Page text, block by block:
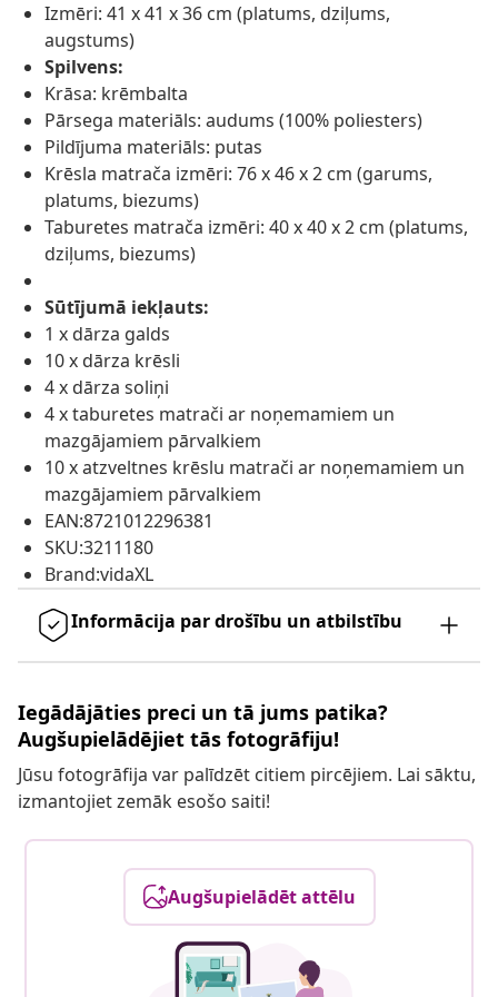
Izmēri: 41 x 41 x 36 cm (platums, dziļums,
augstums)
Spilvens:
Krāsa: krēmbalta
Pārsega materiāls: audums (100% poliesters)
Pildījuma materiāls: putas
Krēsla matrača izmēri: 76 x 46 x 2 cm (garums,
platums, biezums)
Taburetes matrača izmēri: 40 x 40 x 2 cm (platums,
dziļums, biezums)
Sūtījumā iekļauts:
1 x dārza galds
10 x dārza krēsli
4 x dārza soliņi
4 x taburetes matrači ar noņemamiem un
mazgājamiem pārvalkiem
10 x atzveltnes krēslu matrači ar noņemamiem un
mazgājamiem pārvalkiem
EAN:8721012296381
SKU:3211180
Brand:vidaXL
Informācija par drošību un atbilstību
Iegādājāties preci un tā jums patika?
Augšupielādējiet tās fotogrāfiju!
Jūsu fotogrāfija var palīdzēt citiem pircējiem. Lai sāktu,
izmantojiet zemāk esošo saiti!
Augšupielādēt attēlu